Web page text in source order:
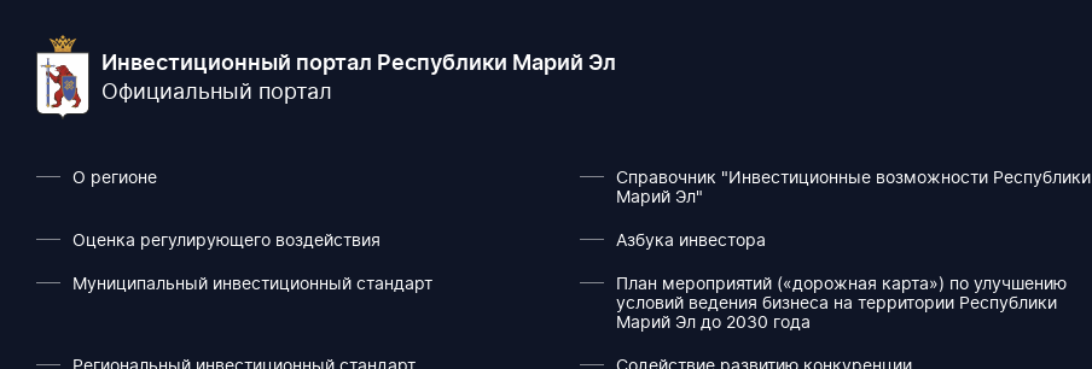
Инвестиционный портал Республики Марий Эл
Официальный портал
О регионе
Справочник "Инвестиционные возможности Республики
Марий Эл"
Оценка регулирующего воздействия Азбука инвестора
Муниципальный инвестиционный стандарт
План мероприятий («дорожная карта») по улучшению
условий ведения бизнеса на территории Республики
Марий Эл до 2030 года